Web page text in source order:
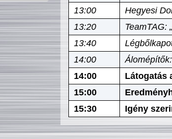
13:00
Hegyesi
13:20
TeamTAG:
13:40
14:00
14:00
Látogatás
15:00
15:30
Igény